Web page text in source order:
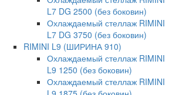
L7 DG 2500 (без боковин)
Охлаждаемый стеллаж RIMINI
L7 DG 3750 (без боковин)
RIMINI L9 (ШИРИНА 910)
Охлаждаемый стеллаж RIMINI
L9 1250 (без боковин)
Охлаждаемый стеллаж RIMINI